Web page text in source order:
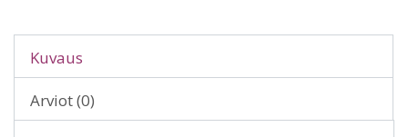
Kuvaus
Arviot (0)